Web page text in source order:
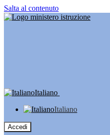
Salta al contenuto
Italiano
Italiano
Accedi